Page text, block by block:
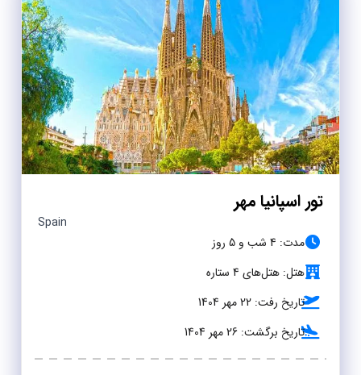
تور اسپانیا مهر
Spain
مدت: 4 شب و 5 روز
هتل: هتل‌های 4 ستاره
تاریخ رفت: 22 مهر 1404
تاریخ برگشت: 26 مهر 1404